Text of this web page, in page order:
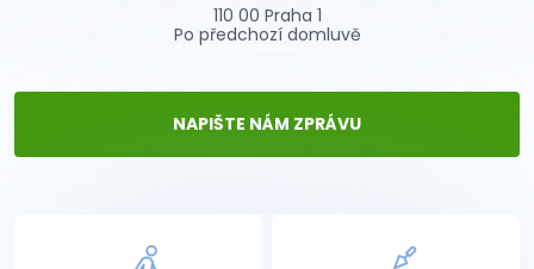
110 00 Praha 1
Po předchozí domluvě
NAPIŠTE NÁM ZPRÁVU